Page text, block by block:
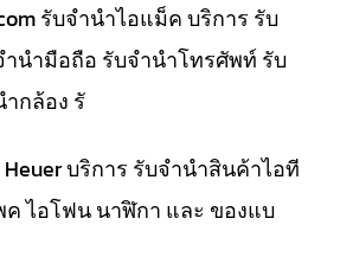
รับจำนำไอแม็ค บริการ รับ
นำมือถือ รับจำนำโทรศัพท์ รับ
กล้อง รั
บริการ รับจำนำสินค้าไอที
ไอโฟน นาฬิกา และ ของแบ